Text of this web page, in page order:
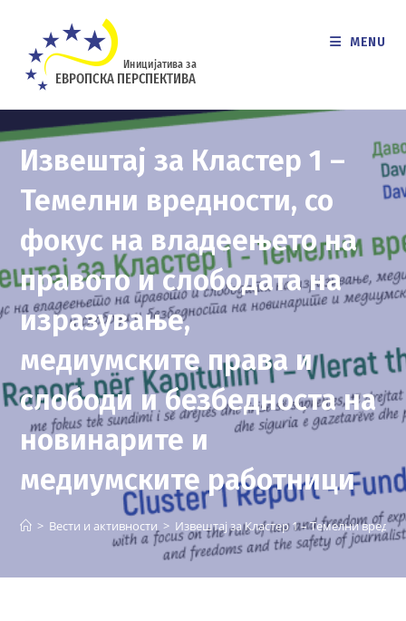
content
MENU
Извештај за Кластер 1 –
Темелни вредности, со
фокус на владеењето на
правото и слободата на
изразување,
медиумските права и
слободи и безбедноста на
новинарите и
медиумските работници
> Вести и активности > Извештај за Кластер 1 – Темелни